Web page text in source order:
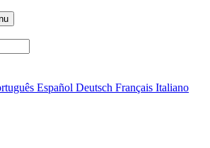
Español Deutsch Français Italiano